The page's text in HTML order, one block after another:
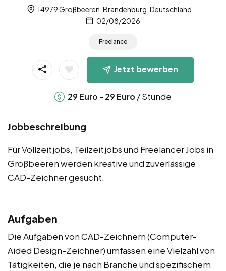
14979 Großbeeren, Brandenburg, Deutschland
02/08/2026
Freelance
Jetzt bewerben
29 Euro - 29 Euro / Stunde
Jobbeschreibung
Für Vollzeitjobs, Teilzeitjobs und Freelancer Jobs in
Großbeeren werden kreative und zuverlässige
CAD-Zeichner gesucht.
Aufgaben
Die Aufgaben von CAD-Zeichnern (Computer-
Aided Design-Zeichner) umfassen eine Vielzahl von
Tätigkeiten, die je nach Branche und spezifischem